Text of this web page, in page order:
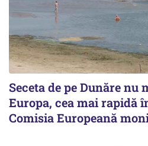
Seceta de pe Dunăre nu
Europa, cea mai rapidă
Comisia Europeană